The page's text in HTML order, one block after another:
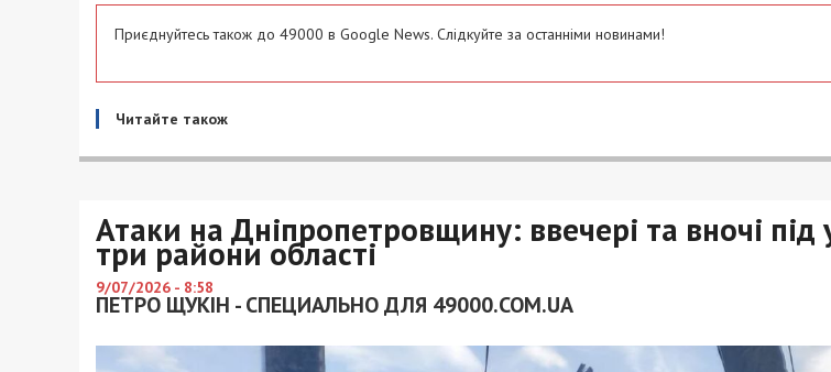
Приєднуйтесь також до 49000 в Google News. Слідкуйте за останніми новинами!
Читайте також
Атаки на Дніпропетровщину: ввечері та вночі
три райони області
9/07/2026 - 8:58
ПЕТРО ЩУКІН - СПЕЦИАЛЬНО ДЛЯ 49000.COM.UA